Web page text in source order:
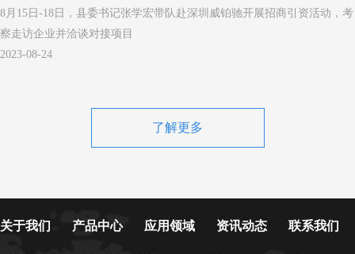
动
8月15日-18日，县委书记张学宏带队赴深圳威铂驰开展招商引资活动，考
察走访企业并洽谈对接项目
2023-08-24
了解更多
关于我们 应用领域
产品中心 资讯动态 联系我们